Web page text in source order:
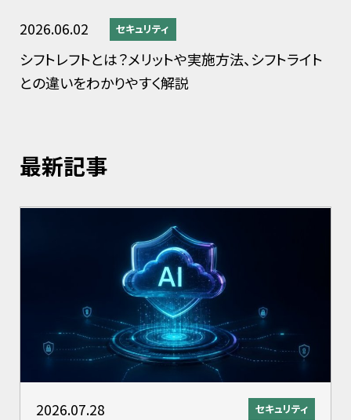
2026.06.02 セキュリティ
シフトレフトとは？メリットや実施方法、シフトライト
との違いをわかりやすく解説
最新記事
2026.07.28 セキュリティ